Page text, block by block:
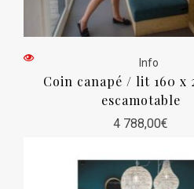
Info
Coin canapé / lit 160 x
escamotable
4 788,00€